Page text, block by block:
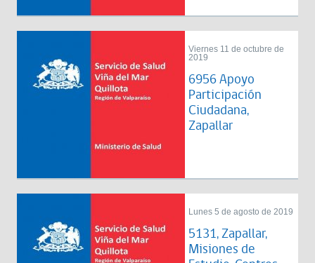
Viernes 11 de octubre de
2019
6956 Apoyo
Participación
Ciudadana,
Zapallar
Lunes 5 de agosto de 2019
5131, Zapallar,
Misiones de